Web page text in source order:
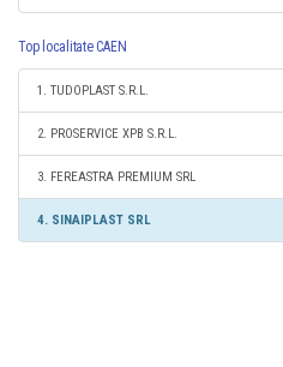
Top localitate CAEN
1. TUDOPLAST S.R.L.
2. PROSERVICE XPB S.R.L.
3. FEREASTRA PREMIUM SRL
4. SINAIPLAST SRL